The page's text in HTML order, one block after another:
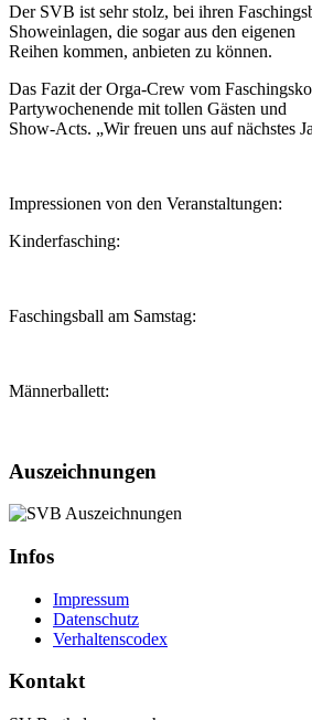
Der SVB ist sehr stolz, bei ihren
Showeinlagen, die sogar aus den eigenen
Reihen kommen, anbieten zu können.
Das Fazit der Orga-Crew vom
Partywochenende mit tollen Gästen und
Show-Acts. „Wir freuen uns auf nächstes
Impressionen von den Veranstaltungen:
Kinderfasching:
Faschingsball am Samstag:
Männerballett:
Auszeichnungen
Infos
Impressum
Datenschutz
Verhaltenscodex
Kontakt